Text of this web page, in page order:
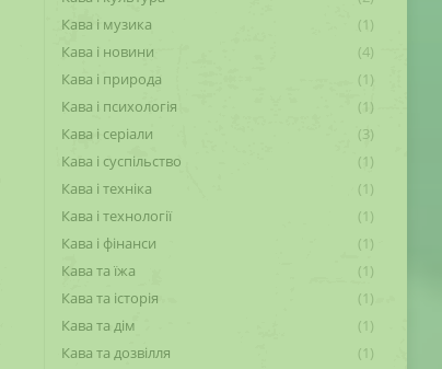
Кава і музика
(1)
Кава і новини
(4)
Кава і природа
(1)
Кава і психологія
(1)
Кава і серіали
(3)
Кава і суспільство
(1)
Кава і техніка
(1)
Кава і технології
(1)
Кава і фінанси
(1)
Кава та їжа
(1)
Кава та історія
(1)
Кава та дім
(1)
Кава та дозвілля
(1)